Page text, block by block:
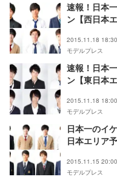
速報！日本
ン【西日本
2015.11.18 18:30
モデルプレス
速報！日本
ン【東日本
2015.11.18 18:00
モデルプレス
日本一のイ
日本エリア
2015.11.15 20:00
モデルプレス